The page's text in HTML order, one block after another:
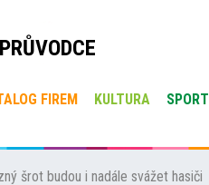
FIREM KULTURA SPORT
šrot budou i nadále svážet hasiči